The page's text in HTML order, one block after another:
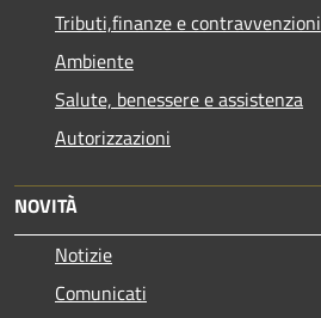
Tributi,finanze e contravvenzioni
Ambiente
Salute, benessere e assistenza
Autorizzazioni
NOVITÀ
Notizie
Comunicati